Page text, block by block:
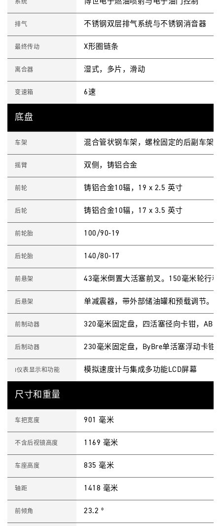
系统
排气 不锈钢双层排气系统与不锈钢消音器
最终传动 X形圈链条
离合器 湿式，多片，滑动
变速箱 6速
底盘
车架 混合管状钢车架，螺栓固定的后副车架
摇臂 双侧，铸铝合金
前轮 铸铝合金10辐，19 x 2.5 英寸
后轮 铸铝合金10辐，17 x 3.5 英寸
前轮胎 100/90-19
后轮胎 140/80-17
前悬架 43毫米倒置大活塞前叉。150毫米轮行程
后悬架 单减震器，带外部储油罐和预载调节。
前制动器 320毫米固定盘，四活塞径向卡钳，ABS
后制动器 230毫米固定盘，ByBre单活塞浮动卡钳
I仪表显示和功能 模拟速度计与集成多功能LCD屏幕
尺寸和重量
车把宽度 901 毫米
不含后视镜高度 1169 毫米
车座高度 835 毫米
轴距 1418 毫米
前倾角 23.2 º